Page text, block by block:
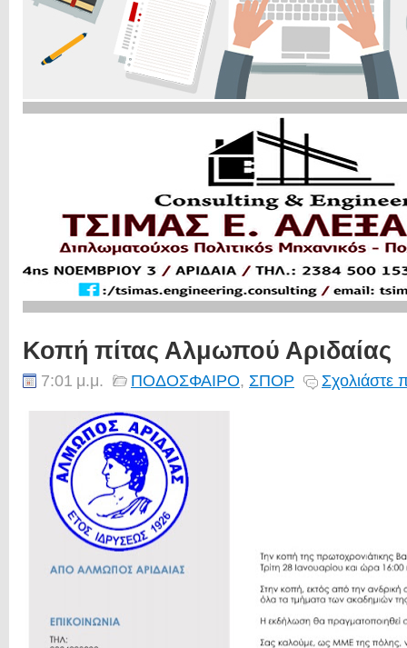
Κοπή πίτας Αλμωπού Αριδαίας
7:01 μ.μ. ΠΟΔΟΣΦΑΙΡΟ, ΣΠΟΡ Σχολιάστε